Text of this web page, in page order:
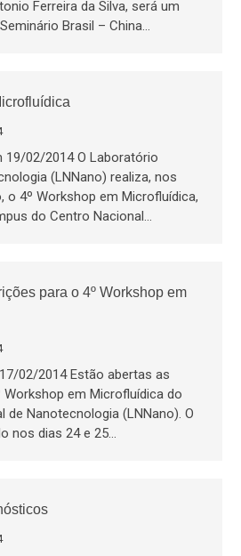
Ferreira da Silva, será um
Brasil – China…
19/02/2014 O Laboratório
(LNNano) realiza, nos
o 4º Workshop em Microfluídica,
do Centro Nacional…
para o 4º Workshop em
02/2014 Estão abertas as
em Microfluídica do
de Nanotecnologia (LNNano). O
nos dias 24 e 25…